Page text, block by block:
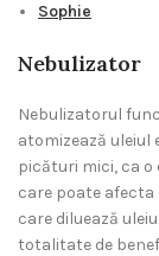
Sophie
Nebulizator
Nebulizatorul
atomizează uleiul
picături mici, ca
care poate afecta
care diluează
totalitate de